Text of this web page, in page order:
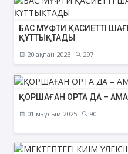
БАС МҮФТИ ҚАСИЕТТІ
ҚҰТТЫҚТАДЫ
20 ақпан 2023 297
ҚОРШАҒАН ОРТА ДА –
01 маусым 2025 90